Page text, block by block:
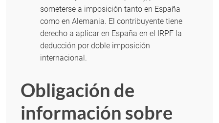
someterse a imposición tanto en España
como en Alemania. El contribuyente tiene
derecho a aplicar en España en el IRPF la
deducción por doble imposición
internacional.
Obligación de
información sobre